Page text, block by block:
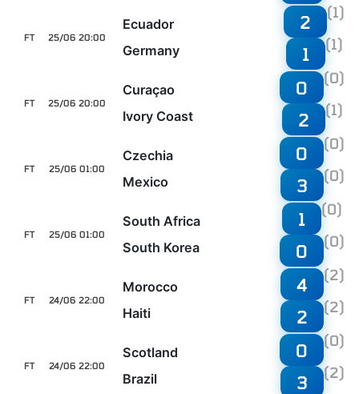
25/06 20:00
FT
Ecuador
Germany
2 (1)
1 (1)
25/06 20:00
FT
Curaçao
Ivory Coast
0 (0)
2 (1)
25/06 01:00
FT
Czechia
Mexico
0 (0)
3 (0)
25/06 01:00
FT
South Africa
South Korea
1 (0)
0 (0)
24/06 22:00
FT
Morocco
Haiti
4 (2)
2 (2)
24/06 22:00
FT
Scotland
Brazil
0 (0)
3 (2)